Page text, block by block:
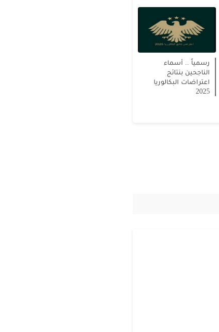
رسمياً .. أسماء
الناجحين بنتائج
اعتراضات البكالوريا
2025